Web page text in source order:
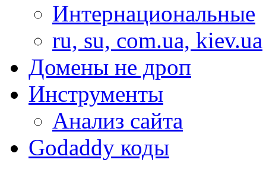
Интернациональные
ru, su, com.ua, kiev.ua
Домены не дроп
Инструменты
Анализ сайта
Godaddy коды